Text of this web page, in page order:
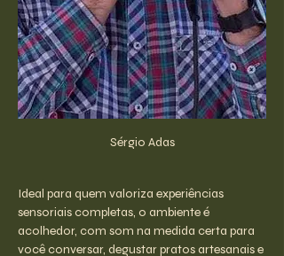
Sérgio Adas
Ideal para quem valoriza experiências
sensoriais completas, o ambiente é
acolhedor, com som na medida certa para
você conversar, degustar pratos artesanais e